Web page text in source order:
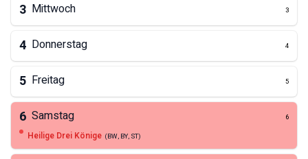
3 Mittwoch 3
4 Donnerstag 4
5 Freitag 5
6 Samstag 6
Heilige Drei Könige (BW, BY, ST)